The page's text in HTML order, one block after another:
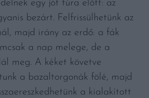
egy jót túra előtt: az
bezárt. Felfrissülhetünk az
majd irány az erdő: a fák
a nap melege, de a
meg. A kéket követve
a bazaltorgonák fölé, majd
a kialakított